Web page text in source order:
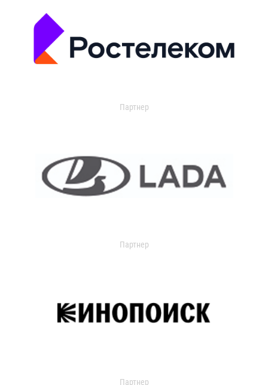
Партнер
Партнер
Партнер